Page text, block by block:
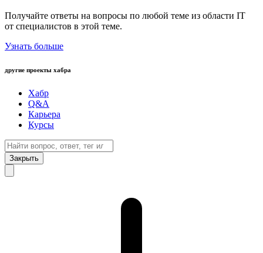
Получайте ответы на вопросы по любой теме из области IT
от специалистов в этой теме.
Узнать больше
другие проекты хабра
Хабр
Q&A
Карьера
Курсы
Закрыть